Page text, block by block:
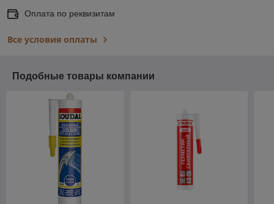
Оплата по реквизитам
Все условия оплаты
Подобные товары компании